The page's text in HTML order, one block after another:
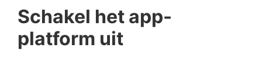
Schakel het app-
platform uit